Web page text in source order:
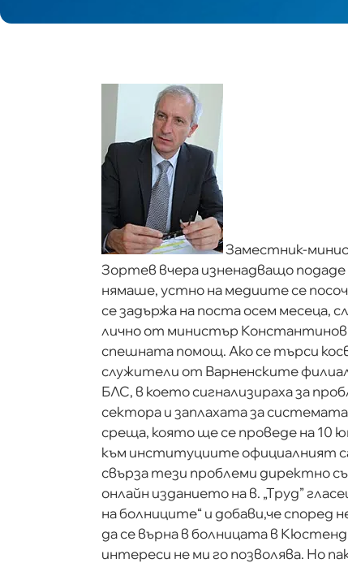
Заместник-
Зортев вчера изненадващо
нямаше, устно на медиите се
се задържа на поста осем месеца,
лично от министър Константинов.
спешната помощ. Ако се търси
служители от Варненските
БЛС, в което сигнализираха за
сектора и заплахата за
среща, която ще се проведе на 10
към институциите официалният
свърза тези проблеми директно
онлайн изданието нa в. „Труд”
на болниците“ и добави,че според
да се върна в болницата в
интереси не ми го позволява. Но